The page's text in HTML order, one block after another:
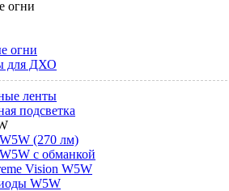
огни
огни
для ДХО
ленты
подсветка
(270 лм)
с обманкой
Vision W5W
W5W